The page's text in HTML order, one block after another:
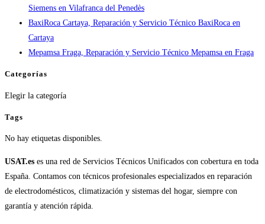
Siemens en Vilafranca del Penedès
BaxiRoca Cartaya, Reparación y Servicio Técnico BaxiRoca en
Cartaya
Mepamsa Fraga, Reparación y Servicio Técnico Mepamsa en Fraga
Categorías
Categorías
Elegir la categoría
Tags
No hay etiquetas disponibles.
USAT.es es una red de Servicios Técnicos Unificados con cobertura en toda
España. Contamos con técnicos profesionales especializados en reparación
de electrodomésticos, climatización y sistemas del hogar, siempre con
garantía y atención rápida.